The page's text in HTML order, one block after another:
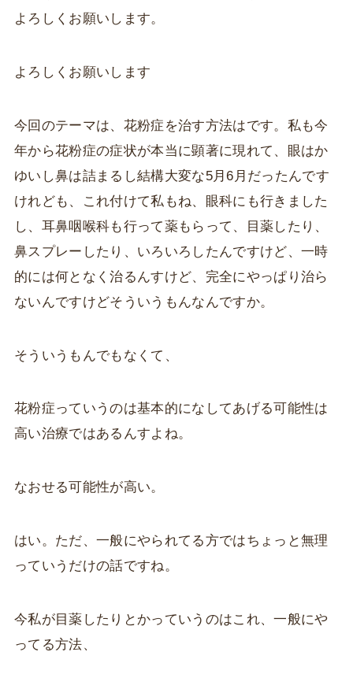
よろしくお願いします。
よろしくお願いします
今回のテーマは、花粉症を治す方法はです。私も今
年から花粉症の症状が本当に顕著に現れて、眼はか
ゆいし鼻は詰まるし結構大変な5月6月だったんです
けれども、これ付けて私もね、眼科にも行きました
し、耳鼻咽喉科も行って薬もらって、目薬したり、
鼻スプレーしたり、いろいろしたんですけど、一時
的には何となく治るんすけど、完全にやっぱり治ら
ないんですけどそういうもんなんですか。
そういうもんでもなくて、
花粉症っていうのは基本的になしてあげる可能性は
高い治療ではあるんすよね。
なおせる可能性が高い。
はい。ただ、一般にやられてる方ではちょっと無理
っていうだけの話ですね。
今私が目薬したりとかっていうのはこれ、一般にや
ってる方法、